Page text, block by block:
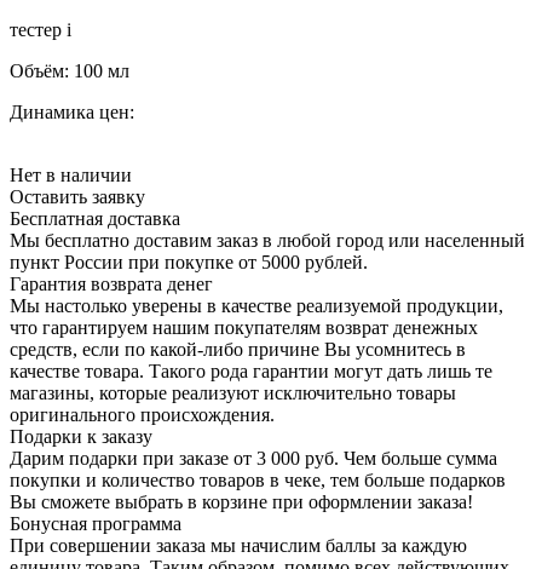
тестер i
Объём: 100 мл
Динамика цен:
Нет в наличии
Оставить заявку
Бесплатная доставка
Мы бесплатно доставим заказ в любой город или населенный
пункт России при покупке от 5000 рублей.
Гарантия возврата денег
Мы настолько уверены в качестве реализуемой продукции,
что гарантируем нашим покупателям возврат денежных
средств, если по какой-либо причине Вы усомнитесь в
качестве товара. Такого рода гарантии могут дать лишь те
магазины, которые реализуют исключительно товары
оригинального происхождения.
Подарки к заказу
Дарим подарки при заказе от 3 000 руб. Чем больше сумма
покупки и количество товаров в чеке, тем больше подарков
Вы сможете выбрать в корзине при оформлении заказа!
Бонусная программа
При совершении заказа мы начислим баллы за каждую